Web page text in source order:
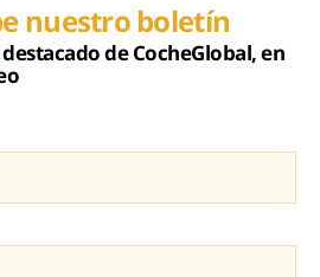
nuestro boletín
de CocheGlobal, en